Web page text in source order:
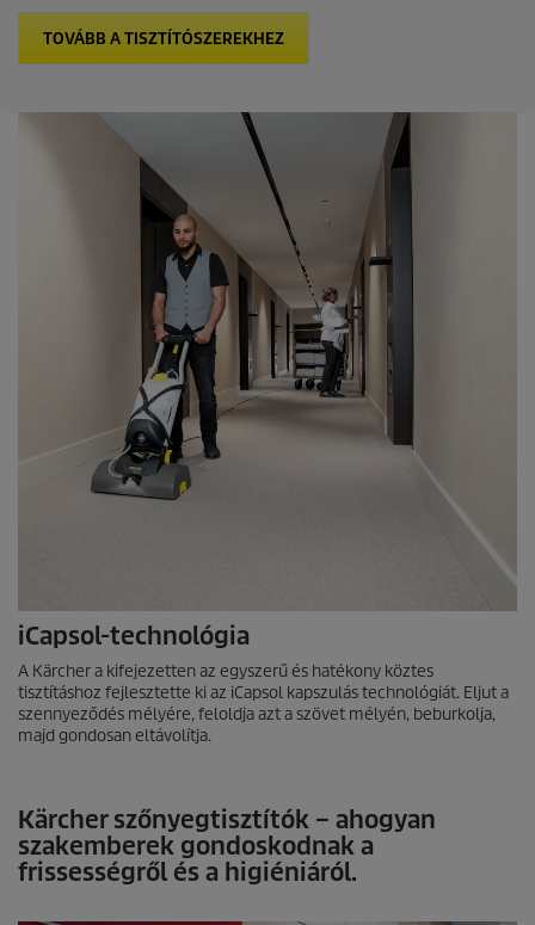
TOVÁBB A TISZTÍTÓSZEREKHEZ
iCapsol-technológia
A Kärcher a kifejezetten az egyszerű és hatékony köztes
tisztításhoz fejlesztette ki az iCapsol kapszulás technológiát. Eljut a
szennyeződés mélyére, feloldja azt a szövet mélyén, beburkolja,
majd gondosan eltávolítja.
Kärcher szőnyegtisztítók – ahogyan
szakemberek gondoskodnak a
frissességről és a higiéniáról.